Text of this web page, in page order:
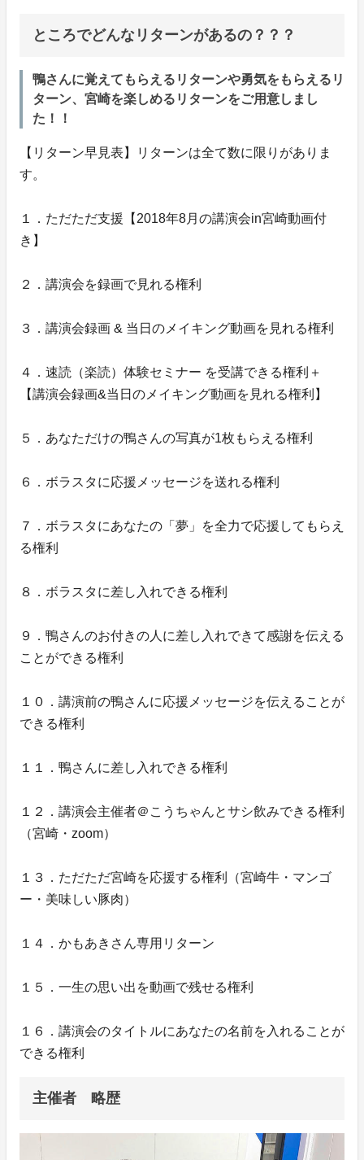
ところでどんなリターンがあるの？？？
鴨さんに覚えてもらえるリターンや勇気をもらえるリ
ターン、宮崎を楽しめるリターンをご用意しまし
た！！
【リターン早見表】リターンは全て数に限りがありま
す。
１．ただただ支援【2018年8月の講演会in宮崎動画付
き】
２．講演会を録画で見れる権利
３．講演会録画 & 当日のメイキング動画を見れる権利
４．速読（楽読）体験セミナー を受講できる権利＋
【講演会録画&当日のメイキング動画を見れる権利】
５．あなただけの鴨さんの写真が1枚もらえる権利
６．ボラスタに応援メッセージを送れる権利
７．ボラスタにあなたの「夢」を全力で応援してもらえ
る権利
８．ボラスタに差し入れできる権利
９．鴨さんのお付きの人に差し入れできて感謝を伝える
ことができる権利
１０．講演前の鴨さんに応援メッセージを伝えることが
できる権利
１１．鴨さんに差し入れできる権利
１２．講演会主催者＠こうちゃんとサシ飲みできる権利
（宮崎・zoom）
１３．ただただ宮崎を応援する権利（宮崎牛・マンゴ
ー・美味しい豚肉）
１４．かもあきさん専用リターン
１５．一生の思い出を動画で残せる権利
１６．講演会のタイトルにあなたの名前を入れることが
できる権利
主催者 略歴